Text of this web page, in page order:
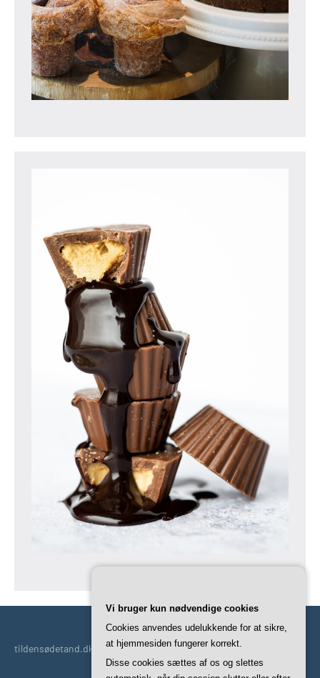
tildensødetand.dk | En god kilde til indhold til den søde tand.
Vi bruger kun nødvendige cookies
Cookies anvendes udelukkende for at sikre,
at hjemmesiden fungerer korrekt.
Disse cookies sættes af os og slettes